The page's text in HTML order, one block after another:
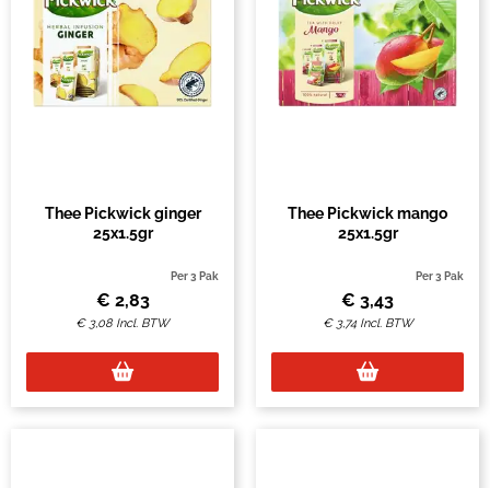
Thee Pickwick ginger
25x1.5gr
Per 3 Pak
€ 2,83
€ 3,08 Incl. BTW
Thee Pickwick mango
25x1.5gr
Per 3 Pak
€ 3,43
€ 3,74 Incl. BTW